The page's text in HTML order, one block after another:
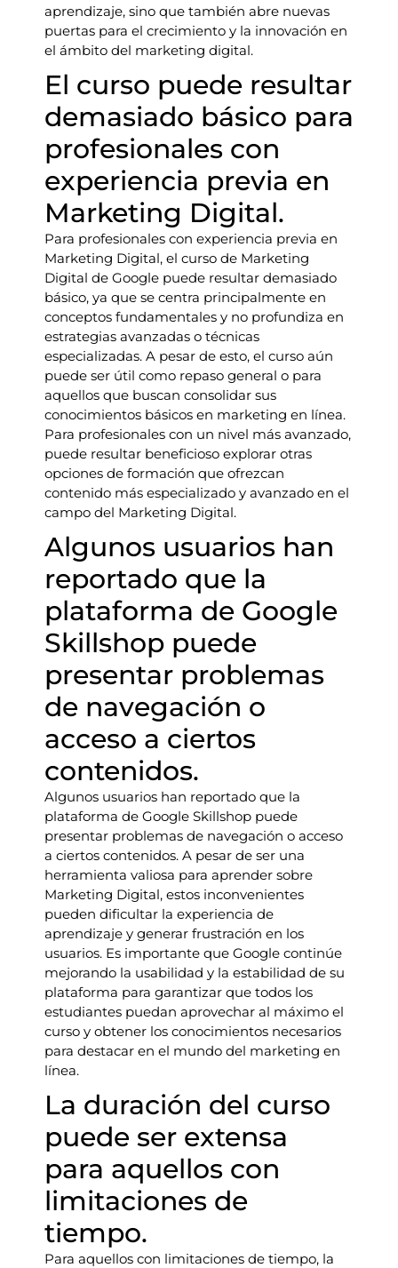
aprendizaje, sino que también abre nuevas
puertas para el crecimiento y la innovación en
el ámbito del marketing digital.
El curso puede resultar
demasiado básico para
profesionales con
experiencia previa en
Marketing Digital.
Para profesionales con experiencia previa en
Marketing Digital, el curso de Marketing
Digital de Google puede resultar demasiado
básico, ya que se centra principalmente en
conceptos fundamentales y no profundiza en
estrategias avanzadas o técnicas
especializadas. A pesar de esto, el curso aún
puede ser útil como repaso general o para
aquellos que buscan consolidar sus
conocimientos básicos en marketing en línea.
Para profesionales con un nivel más avanzado,
puede resultar beneficioso explorar otras
opciones de formación que ofrezcan
contenido más especializado y avanzado en el
campo del Marketing Digital.
Algunos usuarios han
reportado que la
plataforma de Google
Skillshop puede
presentar problemas
de navegación o
acceso a ciertos
contenidos.
Algunos usuarios han reportado que la
plataforma de Google Skillshop puede
presentar problemas de navegación o acceso
a ciertos contenidos. A pesar de ser una
herramienta valiosa para aprender sobre
Marketing Digital, estos inconvenientes
pueden dificultar la experiencia de
aprendizaje y generar frustración en los
usuarios. Es importante que Google continúe
mejorando la usabilidad y la estabilidad de su
plataforma para garantizar que todos los
estudiantes puedan aprovechar al máximo el
curso y obtener los conocimientos necesarios
para destacar en el mundo del marketing en
línea.
La duración del curso
puede ser extensa
para aquellos con
limitaciones de
tiempo.
Para aquellos con limitaciones de tiempo, la